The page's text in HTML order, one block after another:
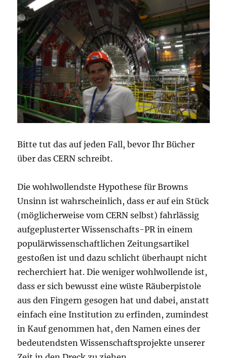
Bitte tut das auf jeden Fall, bevor Ihr Bücher
über das CERN schreibt.
Die wohlwollendste Hypothese für Browns
Unsinn ist wahrscheinlich, dass er auf ein Stück
(möglicherweise vom CERN selbst) fahrlässig
aufgeplusterter Wissenschafts-PR in einem
populärwissenschaftlichen Zeitungsartikel
gestoßen ist und dazu schlicht überhaupt nicht
recherchiert hat. Die weniger wohlwollende ist,
dass er sich bewusst eine wüste Räuberpistole
aus den Fingern gesogen hat und dabei, anstatt
einfach eine Institution zu erfinden, zumindest
in Kauf genommen hat, den Namen eines der
bedeutendsten Wissenschaftsprojekte unserer